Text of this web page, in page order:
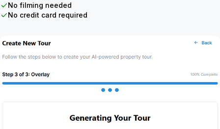
No filming needed
No credit card required